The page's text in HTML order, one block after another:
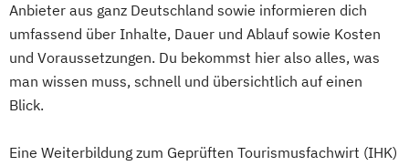
Anbieter aus ganz Deutschland sowie informieren dich
umfassend über Inhalte, Dauer und Ablauf sowie Kosten
und Voraussetzungen. Du bekommst hier also alles, was
man wissen muss, schnell und übersichtlich auf einen
Blick.
Eine Weiterbildung zum Geprüften Tourismusfachwirt (IHK)